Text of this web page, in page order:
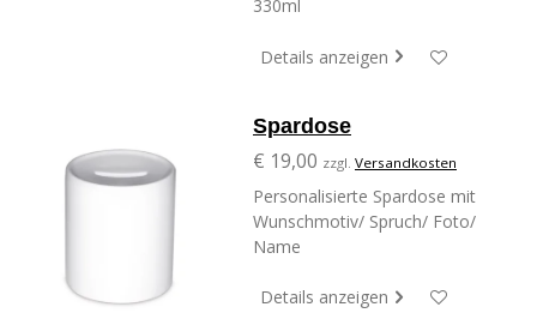
330ml
Details anzeigen
Spardose
€ 19,00 zzgl. Versandkosten
Personalisierte Spardose mit
Wunschmotiv/ Spruch/ Foto/
Name
Details anzeigen